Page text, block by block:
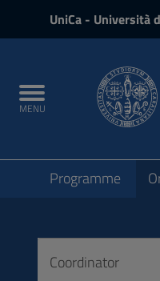
UniCa - Università
Toggle
navigation
MENU
SubmenuProgramme
Coordinator